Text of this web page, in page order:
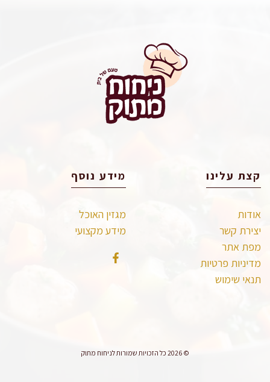
קצת עלינו
אודות
יצירת קשר
מפת אתר
מדיניות פרטיות
תנאי שימוש
מידע נוסף
מגזין האוכל
מידע מקצועי
© 2026 כל הזכויות שמורות לניחוח מתוק